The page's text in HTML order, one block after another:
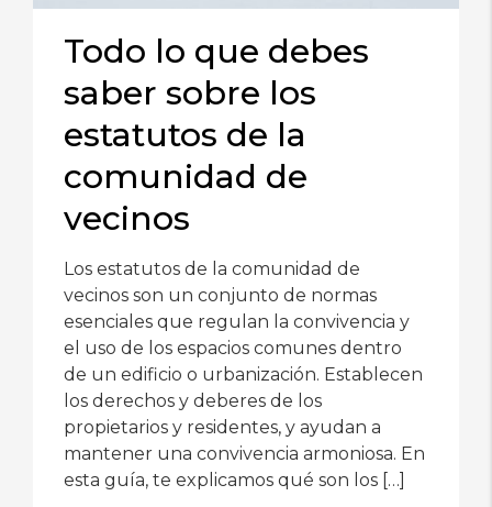
Todo lo que debes
saber sobre los
estatutos de la
comunidad de
vecinos
Los estatutos de la comunidad de
vecinos son un conjunto de normas
esenciales que regulan la convivencia y
el uso de los espacios comunes dentro
de un edificio o urbanización. Establecen
los derechos y deberes de los
propietarios y residentes, y ayudan a
mantener una convivencia armoniosa. En
esta guía, te explicamos qué son los […]